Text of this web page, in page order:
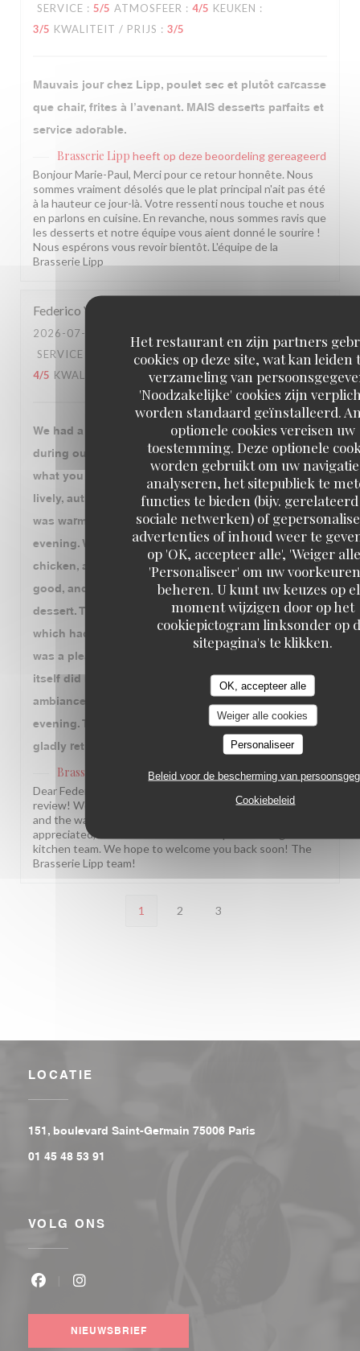
Het restaurant en zijn partners
cookies op deze site, wat kan leiden
verzameling van
'Noodzakelijke' cookies zijn
worden standaard geïnstalleerd.
optionele cookies vereisen uw
toestemming. Deze optionele
worden gebruikt om uw
analyseren, het sitepubliek te
functies te bieden (bijv.
sociale netwerken) of
advertenties of inhoud weer te
op 'OK, accepteer alle', 'Weiger
'Personaliseer' om uw
beheren. U kunt uw keuzes op
moment wijzigen door op het
cookiepictogram linksonder op
sitepagina's te klikken.
OK, accepteer alle
Weiger alle cookies
Personaliseer
Beleid voor de bescherming van
Cookiebeleid
SERVICE : 5/5 ATMOSFEER : 4/5 KEUKEN :
3/5 KWALITEIT / PRIJS : 3/5
Mauvais jour chez Lipp, poulet sec et plutôt carcasse
que chair, frites à l’avenant. MAIS desserts parfaits et
service adorable.
Brasserie Lipp heeft op deze beoordeling gereageerd
Bonjour Marie-Paul, Merci pour ce retour honnête. Nous
sommes vraiment désolés que le plat principal n'ait pas été
à la hauteur ce jour-là. Votre ressenti nous touche et nous
en parlons en cuisine. En revanche, nous sommes ravis que
les desserts et notre équipe vous aient donné le sourire !
Nous espérons vous revoir bientôt. L'équipe de la
Brasserie Lipp
Federico V
2026-07-30
SERVICE
ATMOSFEER : 4 /5 KEUKEN
4/5 KWALITEIT / PRIJS: 4/5
We had a very enjoyable dinner at Brasserie Lipp
during our visit to Paris. The atmosphere is exactly
what you expect from a historic Parisian brasserie:
lively, authentic, and full of character. The service
was warm, attentive, and professional throughout the
evening. We started with the leeks, followed by duck,
chicken, and beef. The duck and chicken were very
good, and we also enjoyed the floating island for
dessert. The only disappointment was the beef,
which had good flavor but was a bit tough. Overall, it
was a pleasant experience, although we felt the food
itself did not quite match the price we paid. The
ambiance and service were the highlights of the
evening. Thank you to the entire team. We would
gladly return for the atmosphere and hospitality.
Brasserie Lipp
heeft op deze beoordeling gereageerd
Dear Federico, Thank you so much for this wonderful
review! We are delighted you enjoyed the atmosphere
and the warm service. Your note about the beef is truly
appreciated, and we will make sure to pass it along to our
kitchen team. We hope to welcome you back soon! The
Brasserie Lipp team!
1 2 3
LOCATIE
151, boulevard Saint-Germain 75006 Paris
01 45 48 53 91
VOLG ONS
NIEUWSBRIEF